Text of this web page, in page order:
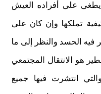
على أفراده العيش
تملكها وإن كان على
فيه الحسد والنظر إلى ما
هو الانتقال المجتمعي
انتشرت فيها جميع